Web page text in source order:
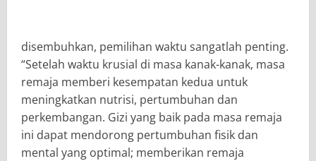
disembuhkan, pemilihan waktu sangatlah penting.
“Setelah waktu krusial di masa kanak-kanak, masa
remaja memberi kesempatan kedua untuk
meningkatkan nutrisi, pertumbuhan dan
perkembangan. Gizi yang baik pada masa remaja
ini dapat mendorong pertumbuhan fisik dan
mental yang optimal; memberikan remaja